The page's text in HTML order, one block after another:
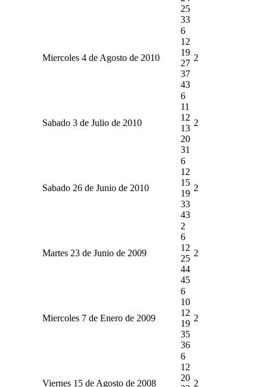
25
33
Miercoles 4 de Agosto de 2010
6
12
19
27
37
43
2
Sabado 3 de Julio de 2010
6
11
12
13
20
31
2
Sabado 26 de Junio de 2010
6
12
15
19
33
43
2
Martes 23 de Junio de 2009
2
6
12
25
44
45
2
Miercoles 7 de Enero de 2009
6
10
12
19
35
36
2
Viernes 15 de Agosto de 2008
6
12
20
2